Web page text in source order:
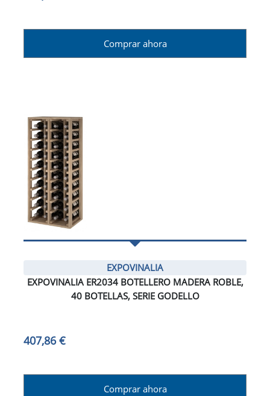
Comprar ahora
EXPOVINALIA
EXPOVINALIA ER2034 BOTELLERO MADERA ROBLE,
40 BOTELLAS, SERIE GODELLO
407,86 €
Comprar ahora